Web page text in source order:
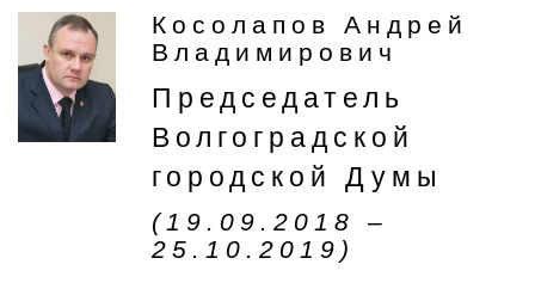
Косолапов Андрей
Владимирович
Председатель
Волгоградской
городской Думы
(19.09.2018 –
25.10.2019)